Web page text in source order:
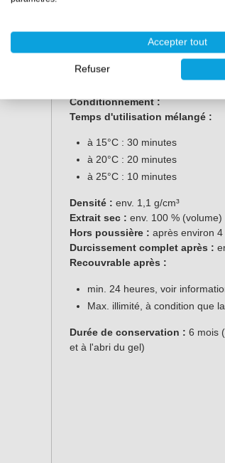
l'ensemble de
Caractéristiques
Rapport de mélange :
100:50
Conditionnement :
Temps d'utilisation mélangé :
à 15°C : 30 minutes
à 20°C : 20 minutes
à 25°C : 10 minutes
Densité : env. 1,1 g/cm³
Extrait sec : env. 100 % (volume)
Hors poussière : après environ
Durcissement complet après :
Recouvrable après :
min. 24 heures, voir
Max. illimité, à condition que
Durée de conservation : 6 mois
et à l'abri du gel)
Accepter tout
Refuser